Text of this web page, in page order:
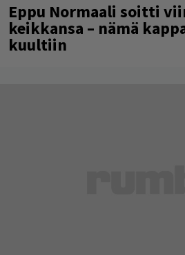
Eppu Normaali soitti
keikkansa – nämä
kuultiin